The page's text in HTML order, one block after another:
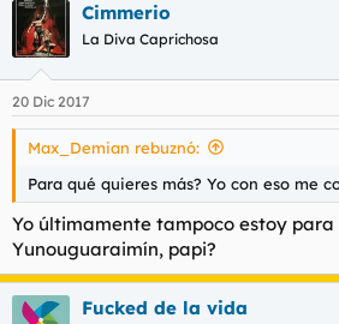
Cimmerio
La Diva Caprichosa
20 Dic 2017
Max_Demian rebuznó:
Para qué quieres más? Yo con eso me
Yo últimamente tampoco estoy
Yunouguaraimín, papi?
Fucked de la vida